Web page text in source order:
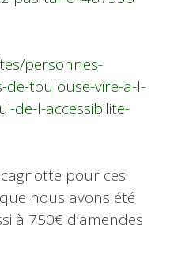
personnes-
de-toulouse-vire-a-l-
de-l-accessibilite-
pour ces
nous avons été
à 750€ d’amendes